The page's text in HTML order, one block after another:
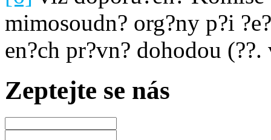
mimosoudn? org?ny p?i
en?ch pr?vn? dohodou
Zeptejte se nás